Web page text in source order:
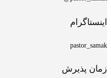
اینستاگرام
pastor_samak
زمان پذیرش